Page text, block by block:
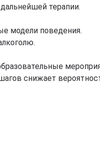
терапии.
модели поведения.
снижает